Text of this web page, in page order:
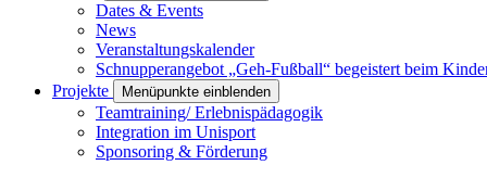
Dates & Events
News
Veranstaltungskalender
Schnupperangebot „Geh-Fußball“ begeistert beim
Projekte
Menüpunkte einblenden
Teamtraining/ Erlebnispädagogik
Integration im Unisport
Sponsoring & Förderung